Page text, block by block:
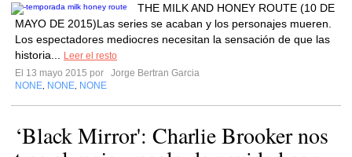
THE MILK AND HONEY ROUTE (10 DE
MAYO DE 2015)Las series se acaban y los personajes mueren.
Los espectadores mediocres necesitan la sensación de que las
historia...
Leer el resto
El 13 mayo 2015 por
Jorge Bertran Garcia
NONE NONE NONE
‘Black Mirror': Charlie Brooker nos